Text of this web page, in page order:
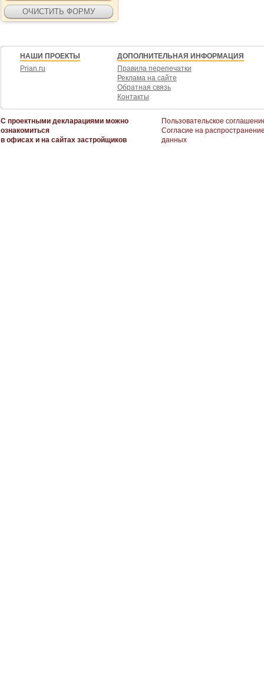
НАШИ ПРОЕКТЫ
Prian.ru
ДОПОЛНИТЕЛЬНАЯ ИНФОРМАЦИЯ
Правила перепечатки
Реклама на сайте
Обратная связь
Контакты
С проектными декларациями можно
ознакомиться
в офисах и на сайтах застройщиков
Пользовательское
Согласие на
данных